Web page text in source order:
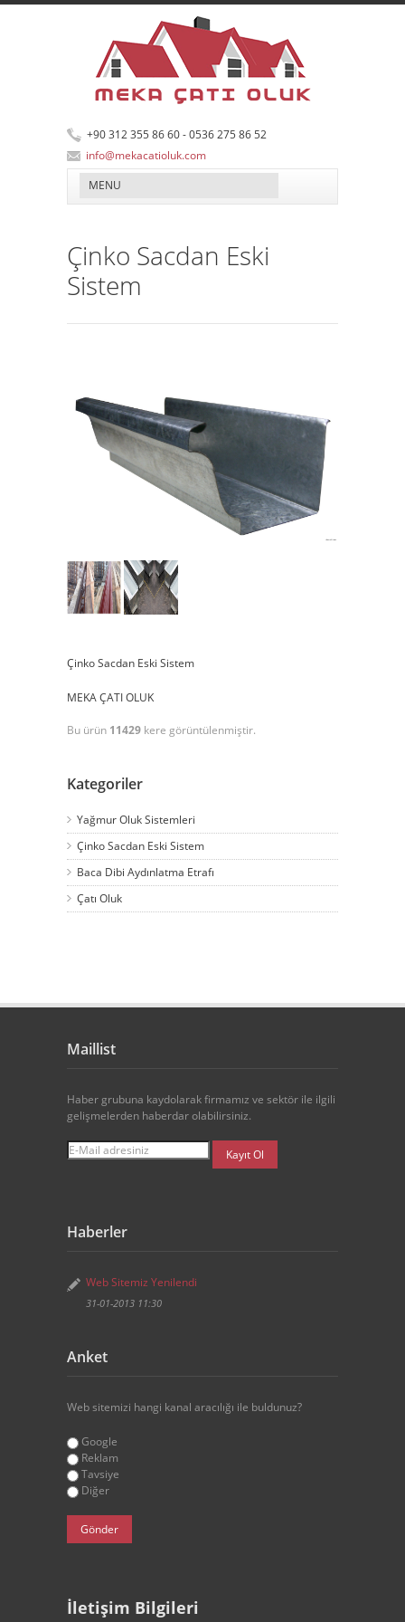
+90 312 355 86 60 - 0536 275 86 52
info@mekacatioluk.com
Çinko Sacdan Eski
Sistem
Çinko Sacdan Eski Sistem
MEKA ÇATI OLUK
Bu ürün 11429 kere görüntülenmiştir.
Kategoriler
Yağmur Oluk Sistemleri
Çinko Sacdan Eski Sistem
Baca Dibi Aydınlatma Etrafı
Çatı Oluk
Maillist
Haber grubuna kaydolarak firmamız ve sektör ile ilgili
gelişmelerden haberdar olabilirsiniz.
Haberler
Web Sitemiz Yenilendi
31-01-2013 11:30
Anket
Web sitemizi hangi kanal aracılığı ile buldunuz?
Google
Reklam
Tavsiye
Diğer
İletişim Bilgileri